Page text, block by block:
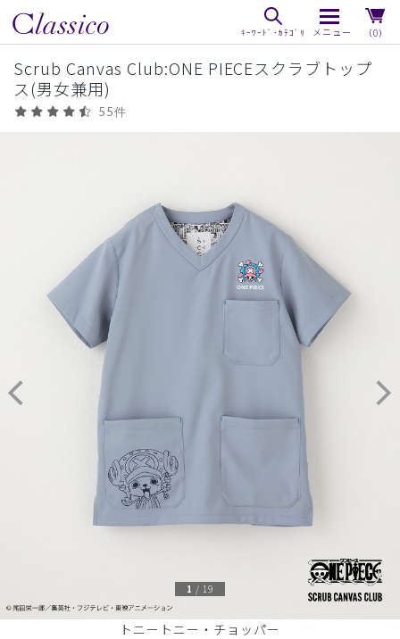
（0）
Scrub Canvas Club:ONE PIECEスクラブトップ
ス(男女兼用)
55件
トニートニー・チョッパー
1 / 19